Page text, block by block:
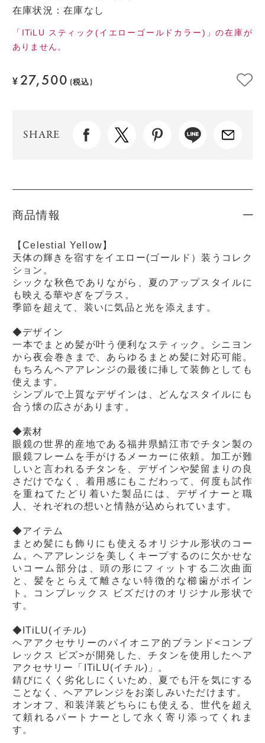
在庫状況：在庫なし
「ITiLU スティック(イエローゴールドカラー)」の在庫が
ありません。
¥ 27,500 (税込)
SHARE
商品情報
【Celestial Yellow】
天体の輝きを宿すをイエロー(ゴールド）装うコレク
ション。
シックな秋色でありながら、夏のアップスタイルに
も映える華やぎをプラス。
季節を超えて、装いに気品と光を添えます。
◆デザイン
一本でまとめ髪が叶う便利なスティック。シニヨン
から夜会巻きまで、あらゆるまとめ髪に対応可能。
もちろんヘアアレンジの最後に挿して装飾としても
使えます。
シンプルで上質なデザインは、どんなスタイルにも
合う懐の広さがあります。
◆素材
眼鏡の世界的産地である福井県鯖江市でチタン製の
眼鏡フレームを手がけるメーカーに依頼。加工が難
しいと言われるチタンを、デザインや髪留まりの良
さだけでなく、着用感にもこだわって、何度も試作
を重ねてたどり着いた製品には、デザイナーと職
人、それぞれの想いと情熱が込められています。
◆アイテム
まとめ髪にも飾りにも使えるオリジナル形状のコー
ム。ヘアアレンジを美しくキープするのに欠かせな
いコーム部分は、頭の形にフィットする二次曲面
と、髪をとらえて離さない特徴的な櫛歯がポイン
ト。コンプレックス ビズだけのオリジナル形状で
す。
◆ITiLU(イチル)
ヘアアクセサリーのパイオニア的ブランド<コンプ
レックス ビズ>が開発した、チタンを使用したヘア
アクセサリー「ITiLU(イチル)」。
錆びにくく劣化しにくいため、夏でも汗を気にする
ことなく、ヘアアレンジをお楽しみいただけます。
オンオフ、和装洋装どちらにも使える、世代を超え
て頼れるパートナーとして永く寄り添ってくれま
す。